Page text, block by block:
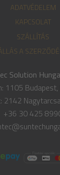
ADATVÉDELEM
KAPCSOLAT
SZÁLLÍTÁS
A
Solution
1105
2142
+36 30 425